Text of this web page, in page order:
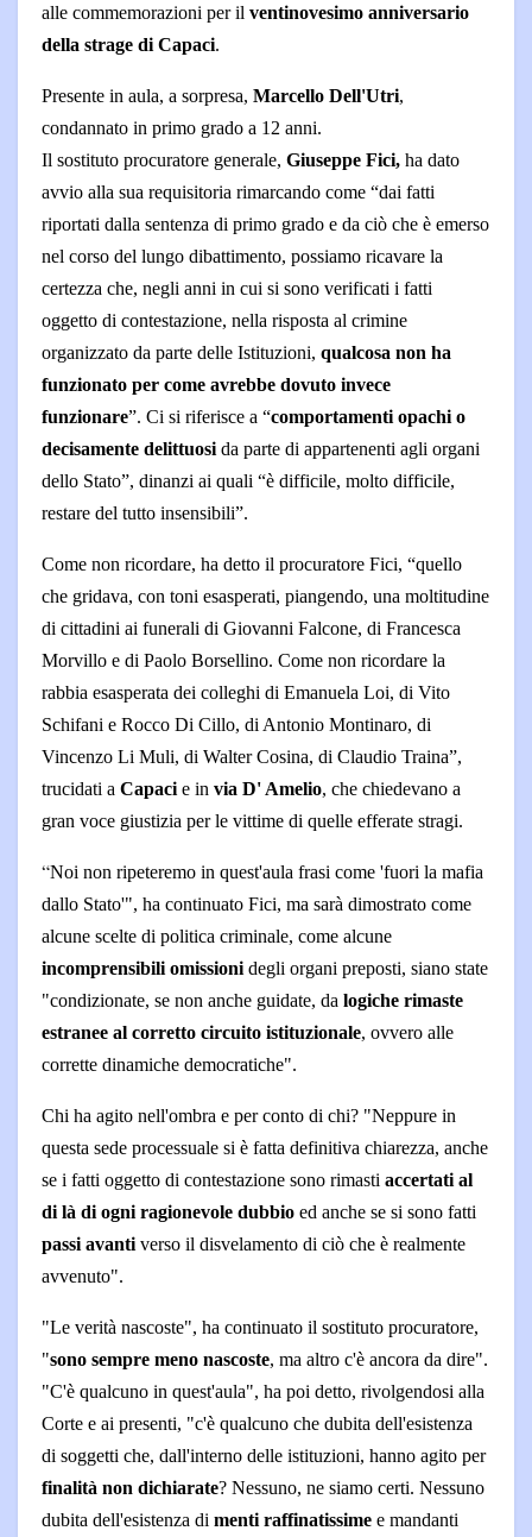
alle commemorazioni per il ventinovesimo anniversario
della strage di Capaci.
Presente in aula, a sorpresa, Marcello Dell'Utri,
condannato in primo grado a 12 anni.
Il sostituto procuratore generale, Giuseppe Fici, ha dato
avvio alla sua requisitoria rimarcando come “dai fatti
riportati dalla sentenza di primo grado e da ciò che è emerso
nel corso del lungo dibattimento, possiamo ricavare la
certezza che, negli anni in cui si sono verificati i fatti
oggetto di contestazione, nella risposta al crimine
organizzato da parte delle Istituzioni, qualcosa non ha
funzionato per come avrebbe dovuto invece
funzionare”. Ci si riferisce a “comportamenti opachi o
decisamente delittuosi da parte di appartenenti agli organi
dello Stato”, dinanzi ai quali “è difficile, molto difficile,
restare del tutto insensibili”.
Come non ricordare, ha detto il procuratore Fici, “quello
che gridava, con toni esasperati, piangendo, una moltitudine
di cittadini ai funerali di Giovanni Falcone, di Francesca
Morvillo e di Paolo Borsellino. Come non ricordare la
rabbia esasperata dei colleghi di Emanuela Loi, di Vito
Schifani e Rocco Di Cillo, di Antonio Montinaro, di
Vincenzo Li Muli, di Walter Cosina, di Claudio Traina”,
trucidati a Capaci e in via D' Amelio, che chiedevano a
gran voce giustizia per le vittime di quelle efferate stragi.
“Noi non ripeteremo in quest'aula frasi come 'fuori la mafia
dallo Stato'", ha continuato Fici, ma sarà dimostrato come
alcune scelte di politica criminale, come alcune
incomprensibili omissioni degli organi preposti, siano state
"condizionate, se non anche guidate, da logiche rimaste
estranee al corretto circuito istituzionale, ovvero alle
corrette dinamiche democratiche".
Chi ha agito nell'ombra e per conto di chi? "Neppure in
questa sede processuale si è fatta definitiva chiarezza, anche
se i fatti oggetto di contestazione sono rimasti accertati al
di là di ogni ragionevole dubbio ed anche se si sono fatti
passi avanti verso il disvelamento di ciò che è realmente
avvenuto".
"Le verità nascoste", ha continuato il sostituto procuratore,
"sono sempre meno nascoste, ma altro c'è ancora da dire".
"C'è qualcuno in quest'aula", ha poi detto, rivolgendosi alla
Corte e ai presenti, "c'è qualcuno che dubita dell'esistenza
di soggetti che, dall'interno delle istituzioni, hanno agito per
finalità non dichiarate? Nessuno, ne siamo certi. Nessuno
dubita dell'esistenza di menti raffinatissime e mandanti